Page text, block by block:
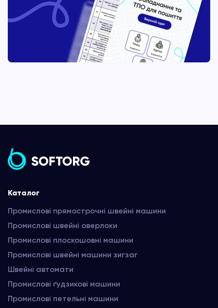
Каталог
Промислові прямострочні швейні машини
Промислові швейні оверлоки
Промислові плоскошовні машини
Промислові швейні машини зигзаг
Швейні автомати
Промислові ґудзикові машини
Промислові петельні машини